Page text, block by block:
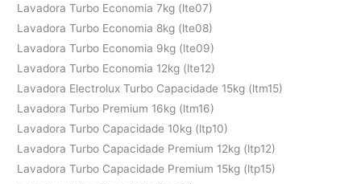
Lavadora Turbo Economia 7kg (lte07)
Lavadora Turbo Economia 8kg (lte08)
Lavadora Turbo Economia 9kg (lte09)
Lavadora Turbo Economia 12kg (lte12)
Lavadora Electrolux Turbo Capacidade 15kg (ltm15)
Lavadora Turbo Premium 16kg (ltm16)
Lavadora Turbo Capacidade 10kg (ltp10)
Lavadora Turbo Capacidade Premium 12kg (ltp12)
Lavadora Turbo Capacidade Premium 15kg (ltp15)